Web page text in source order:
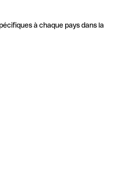
à chaque pays dans la